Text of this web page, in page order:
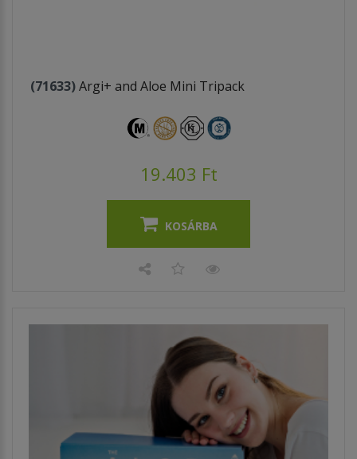
(71633)Argi+ and Aloe Mini Tripack
19.403 Ft
KOSÁRBA